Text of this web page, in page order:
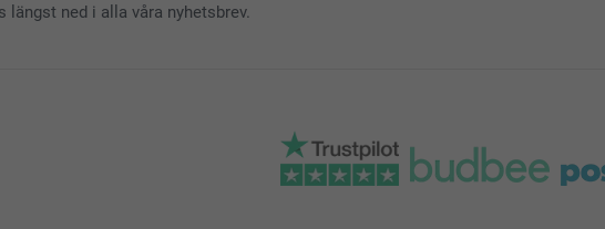
längst ned i alla våra nyhetsbrev.